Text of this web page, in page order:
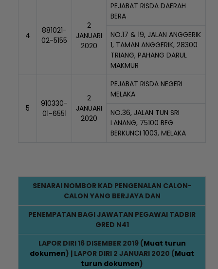
4
881021-
02-5155
2
JANUARI
2020
PEJABAT RISDA DAERAH
BERA
NO.17 & 19, JALAN ANGGERIK
1, TAMAN ANGGERIK, 28300
TRIANG, PAHANG DARUL
MAKMUR
5
910330-
01-6551
2
JANUARI
2020
PEJABAT RISDA NEGERI
MELAKA
NO.36, JALAN TUN SRI
LANANG, 75100 BEG
BERKUNCI 1003, MELAKA
SENARAI NOMBOR KAD PENGENALAN CALON-
CALON YANG BERJAYA DAN
PENEMPATAN BAGI JAWATAN PEGAWAI TADBIR
GRED N41
LAPOR DIRI 16 DISEMBER 2019 (Muat turun
dokumen) | LAPOR DIRI 2 JANUARI 2020 (Muat
turun dokumen)